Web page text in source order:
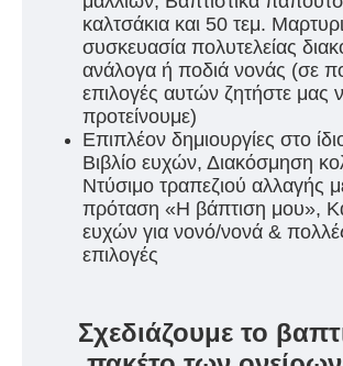
καλτσάκια και 50 τεμ.
συσκευασία πολυτελείας
ανάλογα ή ποδιά νονάς (σε
επιλογές αυτών ζητήστε μας
προτείνουμε)
Επιπλέον δημιουργίες στο
Βιβλίο ευχών, Διακόσμηση
Ντύσιμο τραπεζιού αλλαγής
πρόταση «Η βάπτιση μου»,
ευχών για νονό/νονά &
επιλογές
Σχεδιάζουμε το